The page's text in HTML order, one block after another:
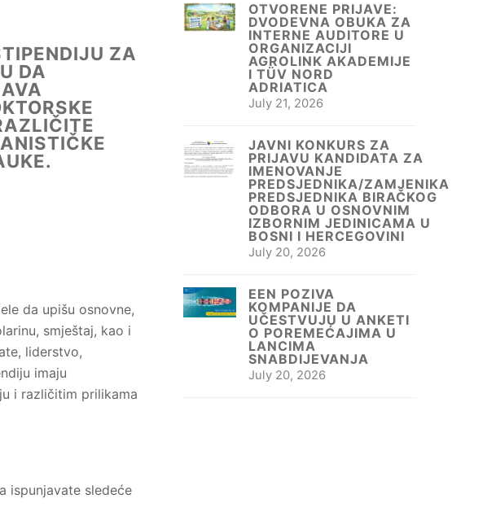
ZA
DA
da upišu osnovne,
smještaj, kao i
liderstvo,
imaju
i različitim prilikama
ispunjavate sledeće
OTVORENE PRIJAVE:
DVODEVNA OBUKA ZA
INTERNE AUDITORE U
ORGANIZACIJI
AGROLINK AKADEMIJE
I TÜV NORD
ADRIATICA
July 21, 2026
JAVNI KONKURS ZA
PRIJAVU KANDIDATA ZA
IMENOVANJE
PREDSJEDNIKA/ZAMJENIKA
PREDSJEDNIKA BIRAČKOG
ODBORA U OSNOVNIM
IZBORNIM JEDINICAMA U
BOSNI I HERCEGOVINI
July 20, 2026
EEN POZIVA
KOMPANIJE DA
UČESTVUJU U ANKETI
O POREMEĆAJIMA U
LANCIMA
SNABDIJEVANJA
July 20, 2026